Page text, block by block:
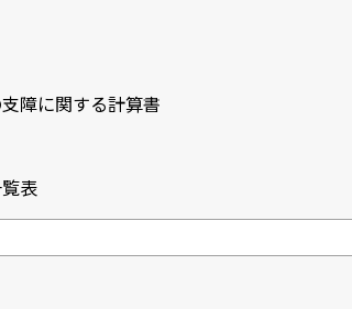
障に関する計算書
表